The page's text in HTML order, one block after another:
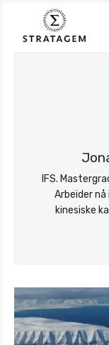
IFS.
Arbeider
kinesiske